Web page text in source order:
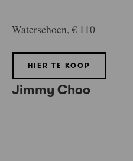
Waterschoen, € 110
HIER TE KOOP
Jimmy Choo